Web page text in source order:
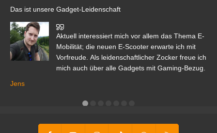
Das ist unsere Gadget-Leidenschaft
Aktuell interessiert mich vor allem das Thema E-
Mobilität; die neuen E-Scooter erwarte ich mit
Vorfreude. Als leidenschaftlicher Zocker freue ich
mich auch über alle Gadgets mit Gaming-Bezug.
Jens